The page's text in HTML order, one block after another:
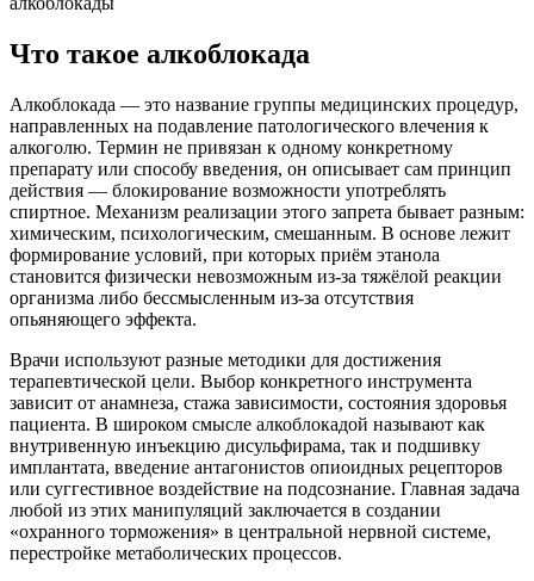
Что такое алкоблокада
Алкоблокада — это название группы медицинских процедур,
направленных на подавление патологического влечения к
алкоголю. Термин не привязан к одному конкретному
препарату или способу введения, он описывает сам принцип
действия — блокирование возможности употреблять
спиртное. Механизм реализации этого запрета бывает разным:
химическим, психологическим, смешанным. В основе лежит
формирование условий, при которых приём этанола
становится физически невозможным из-за тяжёлой реакции
организма либо бессмысленным из-за отсутствия
опьяняющего эффекта.
Врачи используют разные методики для достижения
терапевтической цели. Выбор конкретного инструмента
зависит от анамнеза, стажа зависимости, состояния здоровья
пациента. В широком смысле алкоблокадой называют как
внутривенную инъекцию дисульфирама, так и подшивку
имплантата, введение антагонистов опиоидных рецепторов
или суггестивное воздействие на подсознание. Главная задача
любой из этих манипуляций заключается в создании
«охранного торможения» в центральной нервной системе,
перестройке метаболических процессов.